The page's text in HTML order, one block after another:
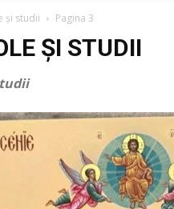
şi studii Pagina 3
ŞI STUDII